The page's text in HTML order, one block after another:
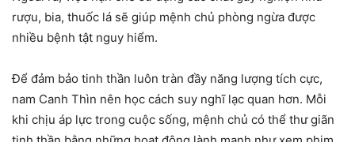
rượu, bia, thuốc lá sẽ giúp mệnh chủ phòng ngừa được
nhiều bệnh tật nguy hiểm.
Để đảm bảo tinh thần luôn tràn đầy năng lượng tích cực,
nam Canh Thìn nên học cách suy nghĩ lạc quan hơn. Mỗi
khi chịu áp lực trong cuộc sống, mệnh chủ có thể thư giãn